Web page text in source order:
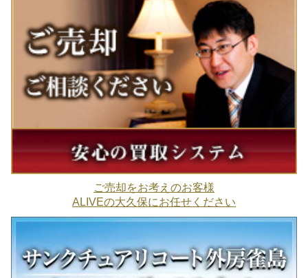
ご売却をお考えのお客様
ALIVEの大久保にお任せください